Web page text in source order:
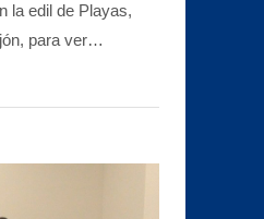
la edil de Playas,
para ver…